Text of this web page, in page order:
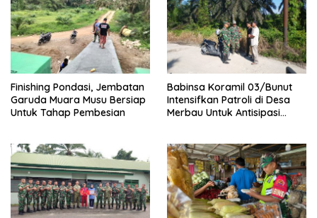
Finishing Pondasi, Jembatan
Garuda Muara Musu Bersiap
Untuk Tahap Pembesian
Babinsa Koramil 03/Bunut
Intensifkan Patroli di Desa
Merbau Untuk Antisipasi